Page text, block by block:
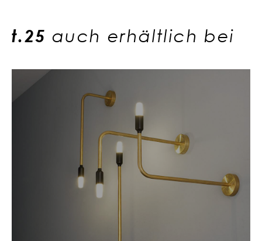
t.25 auch erhältlich bei